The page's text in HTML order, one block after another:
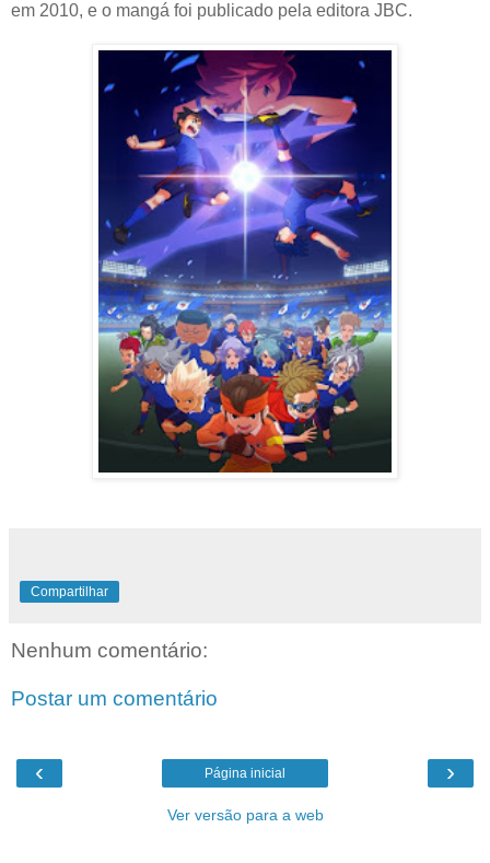
em 2010, e o mangá foi publicado pela editora JBC.
Compartilhar
Nenhum comentário:
Postar um comentário
‹ ›
Página inicial
Ver versão para a web